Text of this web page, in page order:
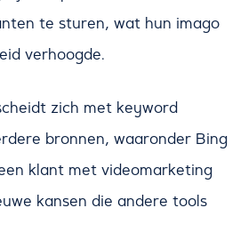
te sturen, wat hun imago
verhoogde.
zich met keyword
bronnen, waaronder Bing
klant met videomarketing
kansen die andere tools